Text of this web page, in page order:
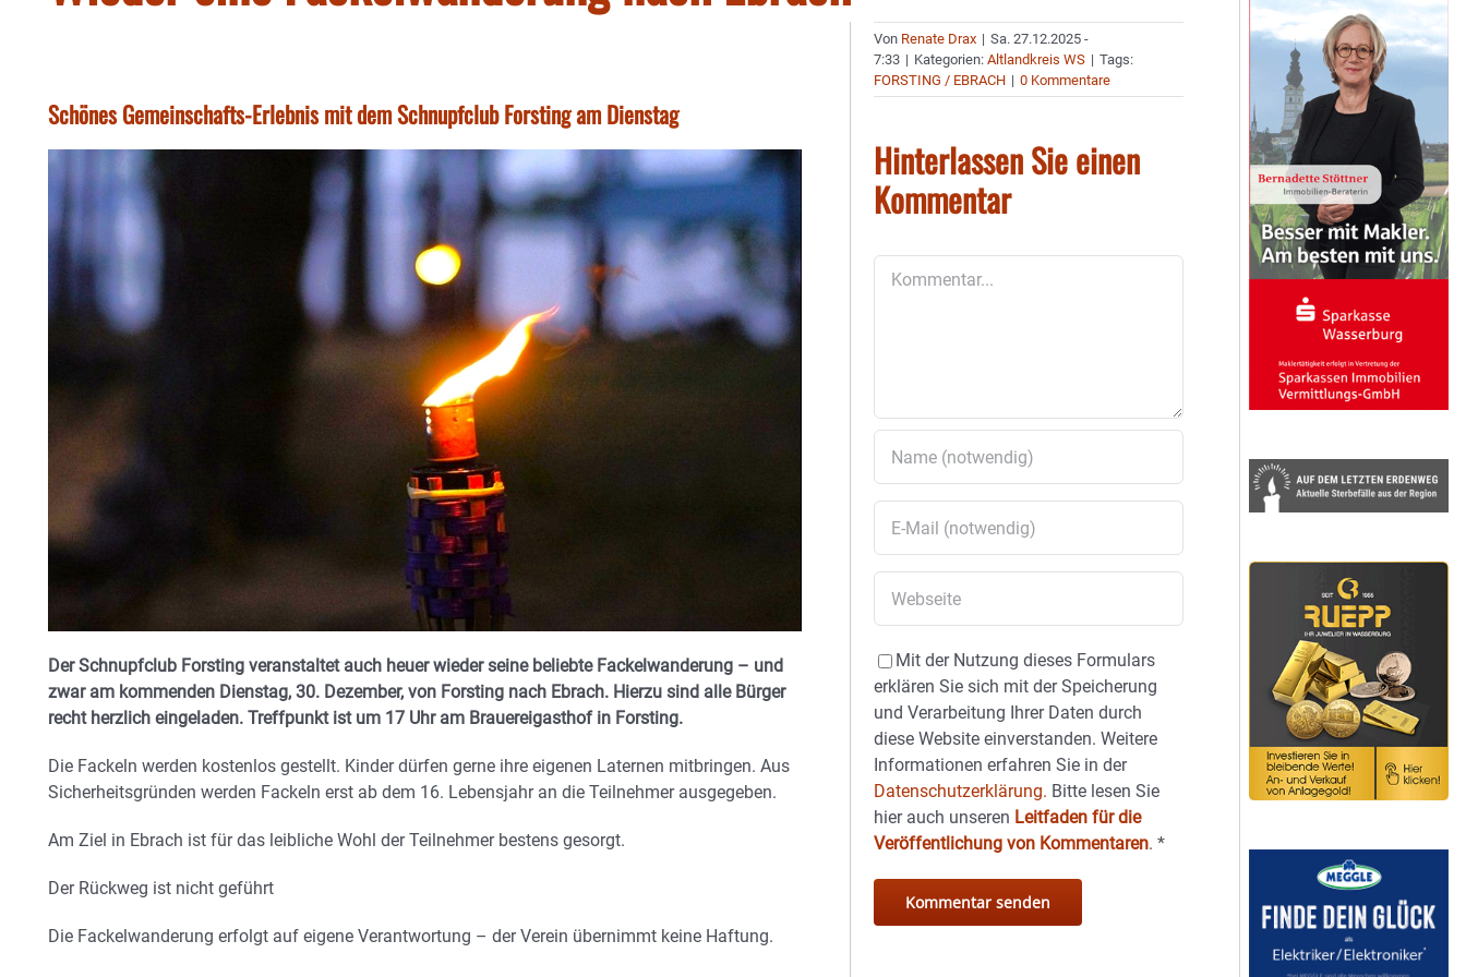
Schönes Gemeinschafts-Erlebnis mit dem Schnupfclub Forsting am Dienstag
Der Schnupfclub Forsting veranstaltet auch heuer wieder seine beliebte Fackelwanderung – und
zwar am kommenden Dienstag, 30. Dezember, von Forsting nach Ebrach. Hierzu sind alle Bürger
recht herzlich eingeladen. Treffpunkt ist um 17 Uhr am Brauereigasthof in Forsting.
Die Fackeln werden kostenlos gestellt. Kinder dürfen gerne ihre eigenen Laternen mitbringen. Aus
Sicherheitsgründen werden Fackeln erst ab dem 16. Lebensjahr an die Teilnehmer ausgegeben.
Am Ziel in Ebrach ist für das leibliche Wohl der Teilnehmer bestens gesorgt.
Der Rückweg ist nicht geführt
Die Fackelwanderung erfolgt auf eigene Verantwortung – der Verein übernimmt keine Haftung.
Von Renate Drax | Sa. 27.12.2025 -
7:33 | Kategorien:Altlandkreis WS | Tags:
FORSTING / EBRACH | 0 Kommentare
Hinterlassen Sie einen
Kommentar
Mit der Nutzung dieses Formulars
erklären Sie sich mit der Speicherung
und Verarbeitung Ihrer Daten durch
diese Website einverstanden. Weitere
Informationen erfahren Sie in der
Datenschutzerklärung. Bitte lesen Sie
hier auch unseren Leitfaden für die
Veröffentlichung von Kommentaren.*